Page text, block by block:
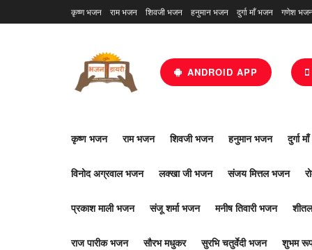
कृष्ण भजन राम भजन शिवजी भजन हनुमान भजन दुर्गा माँ भजन गणेश
ANDROID APP
कृष्ण भजन राम भजन शिवजी भजन हनुमान भजन दुर्गा
विनोद अग्रवाल भजन लक्खा जी भजन संजय मित्तल भजन
प्रकाश माली भजन संजू शर्मा भजन मनीष तिवारी भजन
राज पारीक भजन सौरभ मधुकर सुरभि चतुर्वेदी भजन शुभम